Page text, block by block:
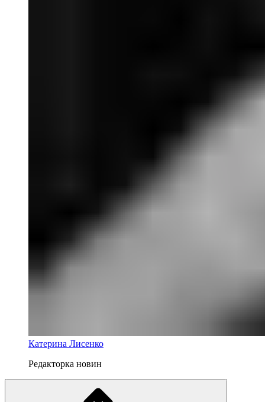
Катерина Лисенко
Редакторка новин